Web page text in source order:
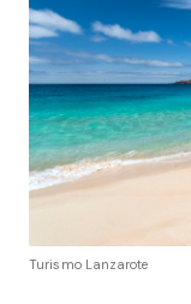
Turismo Lanzarote